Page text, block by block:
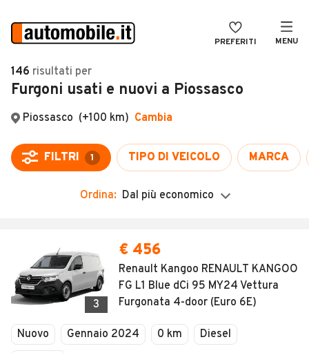
PREFERITI MENU
Auto
Auto usate
Auto Km 0
Auto Nuove
Noleggio a lungo termine
Moto
Camper
Veicoli Commerciali
Concessionari
VENDI
MAGAZINE
ACCEDI
146 risultati per
Furgoni usati e nuovi a Piossasco
Ordina: Dal più economico
3
€ 456
Renault Kangoo RENAULT KANGOO
FG L1 Blue dCi 95 MY24 Vettura
Furgonata 4-door (Euro 6E)
Nuovo Gennaio 2024 0 km
Diesel